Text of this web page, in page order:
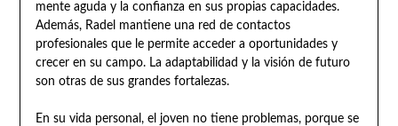
mente aguda y la confianza en sus propias capacidades.
Además, Radel mantiene una red de contactos
profesionales que le permite acceder a oportunidades y
crecer en su campo. La adaptabilidad y la visión de futuro
son otras de sus grandes fortalezas.
En su vida personal, el joven no tiene problemas, porque se